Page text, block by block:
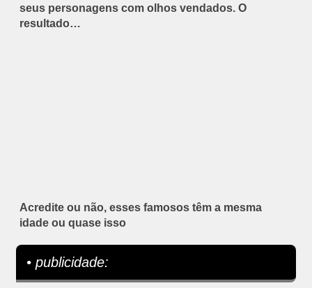
seus personagens com olhos vendados. O
resultado…
Acredite ou não, esses famosos têm a mesma
idade ou quase isso
• publicidade: